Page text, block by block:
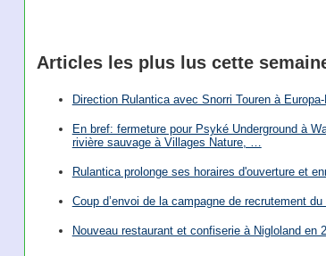
Articles les plus lus cette
Direction Rulantica avec Snorri Touren à
En bref: fermeture pour Psyké Underground à
rivière sauvage à Villages Nature, …
Rulantica prolonge ses horaires d'ouverture et
Coup d’envoi de la campagne de recrutement
Nouveau restaurant et confiserie à Nigloland en